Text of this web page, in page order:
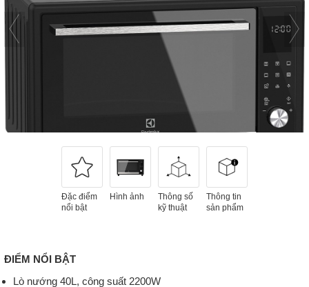
Đặc điểm
nổi bật
Hình ảnh
Thông số
kỹ thuật
Thông tin
sản phẩm
ĐIỂM NỔI BẬT
Lò nướng 40L, công suất 2200W